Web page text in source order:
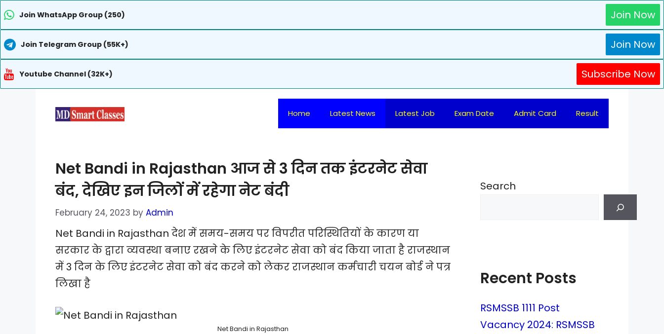
Join WhatsApp Group (250) Join Now
Join Telegram Group (55K+) Join Now
Youtube Channel (32K+)
Subscribe Now
Home Latest News Latest Job Exam Date Admit Card Result
Net Bandi in Rajasthan आज से 3 दिन तक इंटरनेट सेवा
बंद, देखिए इन जिलों में रहेगा नेट बंदी
February 24, 2023 by Admin
Net Bandi in Rajasthan देश में समय-समय पर विपरीत परिस्थितियों के कारण या
सरकार के द्वारा व्यवस्था बनाए रखने के लिए इंटरनेट सेवा को बंद किया जाता है राजस्थान
में 3 दिन के लिए इंटरनेट सेवा को बंद करने को लेकर राजस्थान कर्मचारी चयन बोर्ड ने पत्र
लिखा है
Net Bandi in Rajasthan
Search
Recent Posts
RSMSSB 1111 Post
Vacancy 2024: RSMSSB